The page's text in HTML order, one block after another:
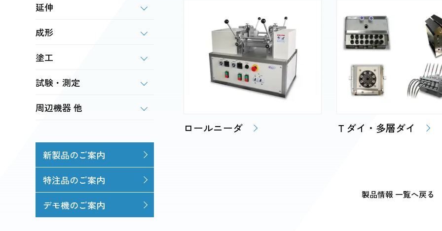
ロールニーダ Ｔダイ・多層ダイ
製品情報 一覧へ戻る
延伸
成形
塗工
試験・測定
周辺機器 他
新製品のご案内
特注品のご案内
デモ機のご案内